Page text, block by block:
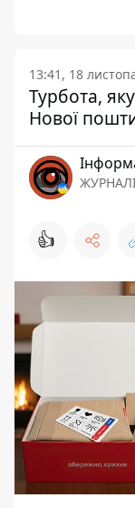
13:41, 18
Турбота,
Нової
👍